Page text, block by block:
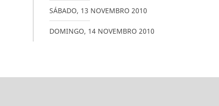
SÁBADO, 13 NOVEMBRO 2010
DOMINGO, 14 NOVEMBRO 2010